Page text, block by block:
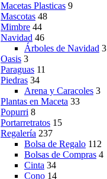
Macetas Plasticas 9
Mascotas 48
Mimbre 44
Navidad 46
Árboles de Navidad 3
Oasis 3
Paraguas 11
Piedras 34
Arena y Caracoles 3
Plantas en Maceta 33
Popurri 8
Portarretratos 15
Regalería 237
Bolsa de Regalo 112
Bolsas de Compras 4
Cinta 34
Cono 14